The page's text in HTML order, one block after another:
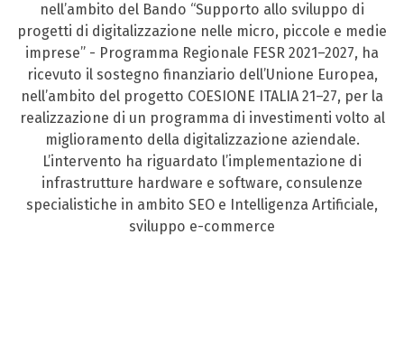
nell’ambito del Bando “Supporto allo sviluppo di
progetti di digitalizzazione nelle micro, piccole e medie
imprese” - Programma Regionale FESR 2021–2027, ha
ricevuto il sostegno finanziario dell’Unione Europea,
nell’ambito del progetto COESIONE ITALIA 21–27, per la
realizzazione di un programma di investimenti volto al
miglioramento della digitalizzazione aziendale.
L’intervento ha riguardato l’implementazione di
infrastrutture hardware e software, consulenze
specialistiche in ambito SEO e Intelligenza Artificiale,
sviluppo e-commerce